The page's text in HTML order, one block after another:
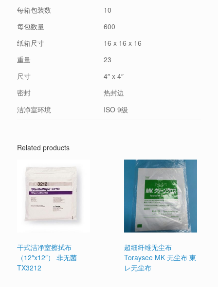
每箱包装数
10
每包数量
600
纸箱尺寸
16 x 16 x 16
重量
23
尺寸
4″ x 4″
密封
热封边
洁净室环境
ISO 9级
Related products
干式洁净室擦拭布
（12″x12″） 非无菌
TX3212
超细纤维无尘布
Toraysee MK 无尘布 東
レ无尘布